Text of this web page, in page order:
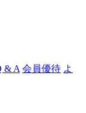
& A 会員優待 よ